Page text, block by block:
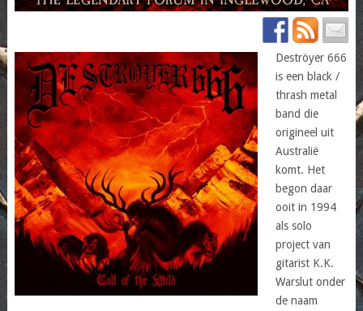
Deströyer 666
is een black /
thrash metal
band die
origineel uit
Australië
komt. Het
begon daar
ooit in 1994
als solo
project van
gitarist K.K.
Warslut onder
de naam